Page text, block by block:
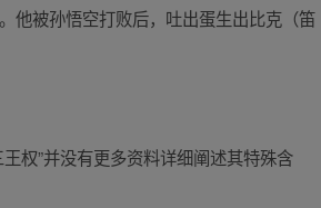
他被孙悟空打败后，吐出蛋生出比克（笛
权”并没有更多资料详细阐述其特殊含